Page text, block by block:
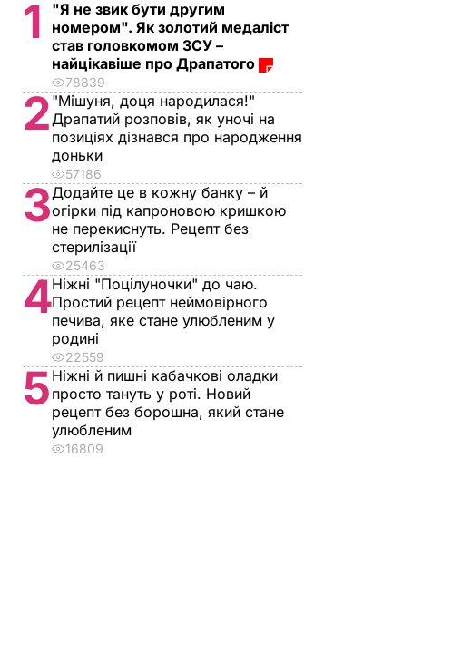
1
"Я не звик бути другим
номером". Як золотий медаліст
став головкомом ЗСУ –
найцікавіше про Драпатого
78839
2 "Мішуня, доця народилася!"
Драпатий розповів, як уночі на
позиціях дізнався про народження
доньки
57186
3Додайте це в кожну банку – й
огірки під капроновою кришкою
не перекиснуть. Рецепт без
стерилізації
25463
4Ніжні "Поцілуночки" до чаю.
Простий рецепт неймовірного
печива, яке стане улюбленим у
родині
22559
5 Ніжні й пишні кабачкові оладки
просто тануть у роті. Новий
рецепт без борошна, який стане
улюбленим
16809